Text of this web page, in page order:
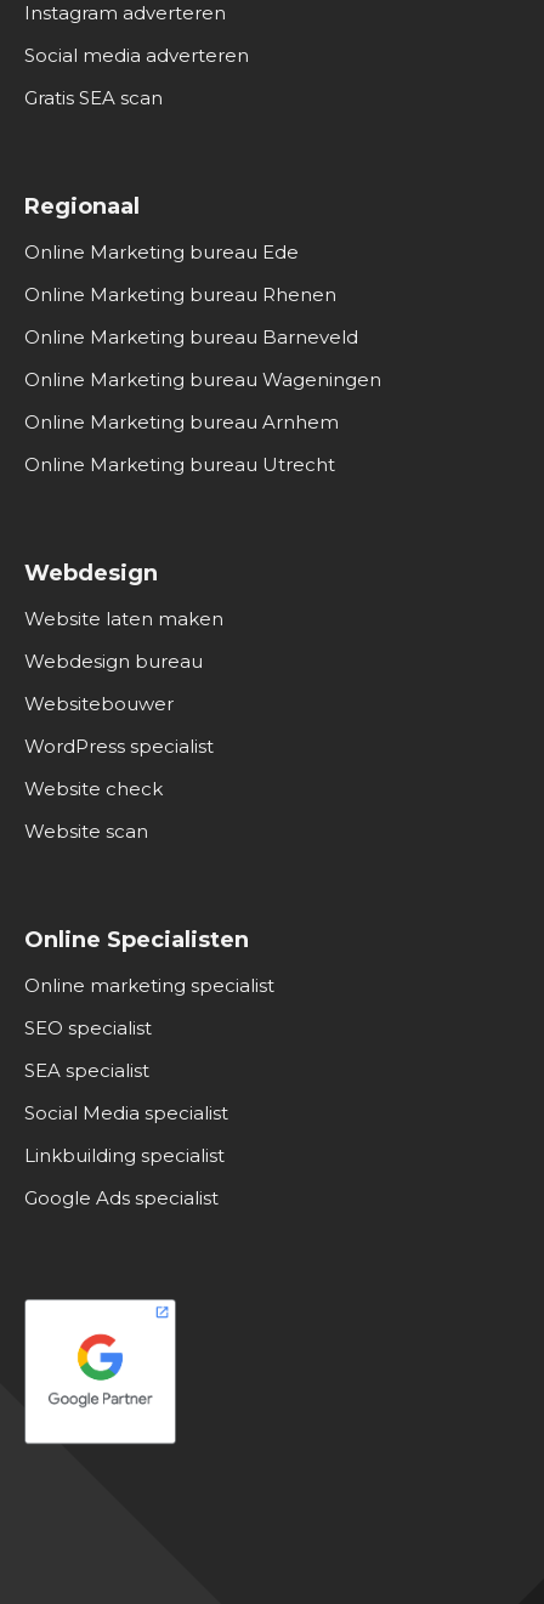
Instagram adverteren
Social media adverteren
Gratis SEA scan
Regionaal
Online Marketing bureau Ede
Online Marketing bureau Rhenen
Online Marketing bureau Barneveld
Online Marketing bureau Wageningen
Online Marketing bureau Arnhem
Online Marketing bureau Utrecht
Webdesign
Website laten maken
Webdesign bureau
Websitebouwer
WordPress specialist
Website check
Website scan
Online Specialisten
Online marketing specialist
SEO specialist
SEA specialist
Social Media specialist
Linkbuilding specialist
Google Ads specialist